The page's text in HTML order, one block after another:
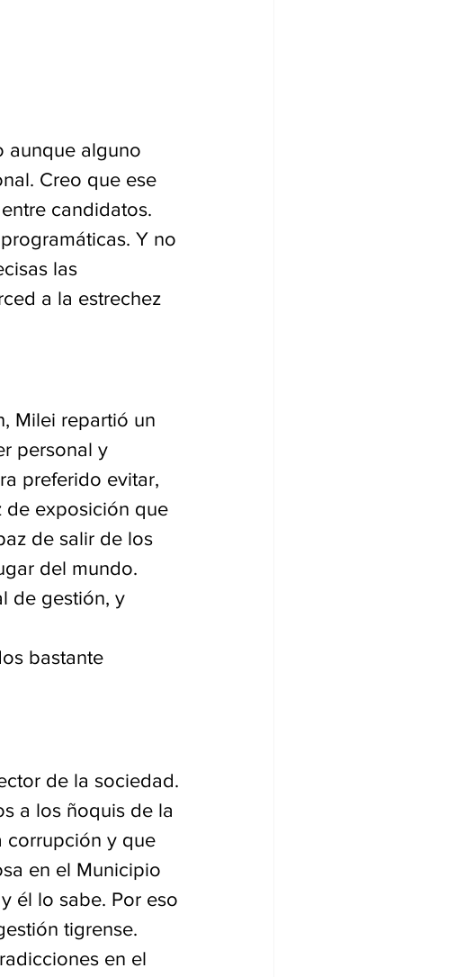
aunque alguno
Creo que ese
candidatos.
Y no
las
a la estrechez
Milei repartió un
personal y
preferido evitar,
de exposición que
de salir de los
del mundo.
de gestión, y
bastante
de la sociedad.
a los ñoquis de la
corrupción y que
en el Municipio
él lo sabe. Por eso
tigrense.
en el